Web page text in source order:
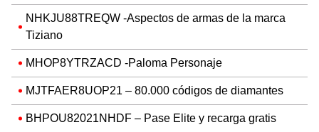
NHKJU88TREQW -Aspectos de armas de la marca
Tiziano
MHOP8YTRZACD -Paloma Personaje
MJTFAER8UOP21 – 80.000 códigos de diamantes
BHPOU82021NHDF – Pase Elite y recarga gratis